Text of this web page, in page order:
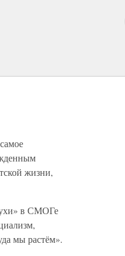
жизни,
в СМОГе
мы растём».